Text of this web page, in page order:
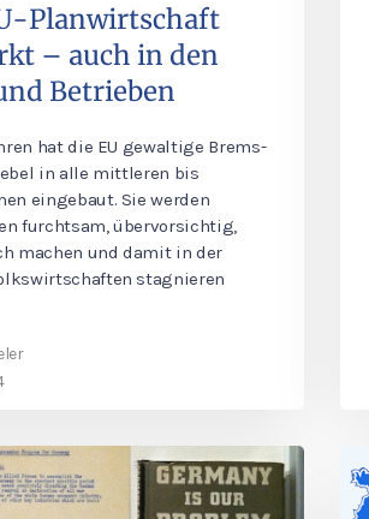
Planwirtschaft
– auch in den
Betrieben
hat die EU gewaltige Brems-
in alle mittleren bis
eingebaut. Sie werden
furchtsam, übervorsichtig,
machen und damit in der
stagnieren